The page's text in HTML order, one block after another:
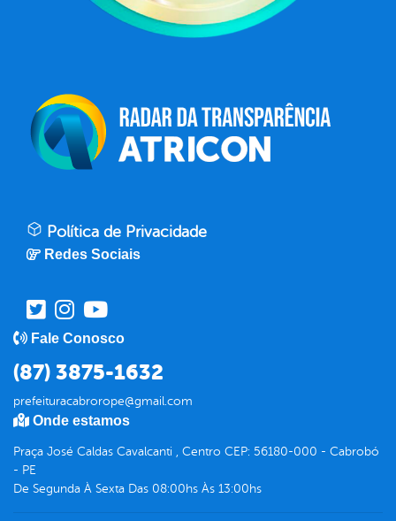
Política de Privacidade
Redes Sociais
Fale Conosco
(87) 3875-1632
prefeituracabrorope@gmail.com
Onde estamos
Praça José Caldas Cavalcanti , Centro CEP: 56180-000 - Cabrobó
- PE
De Segunda À Sexta Das 08:00hs Às 13:00hs